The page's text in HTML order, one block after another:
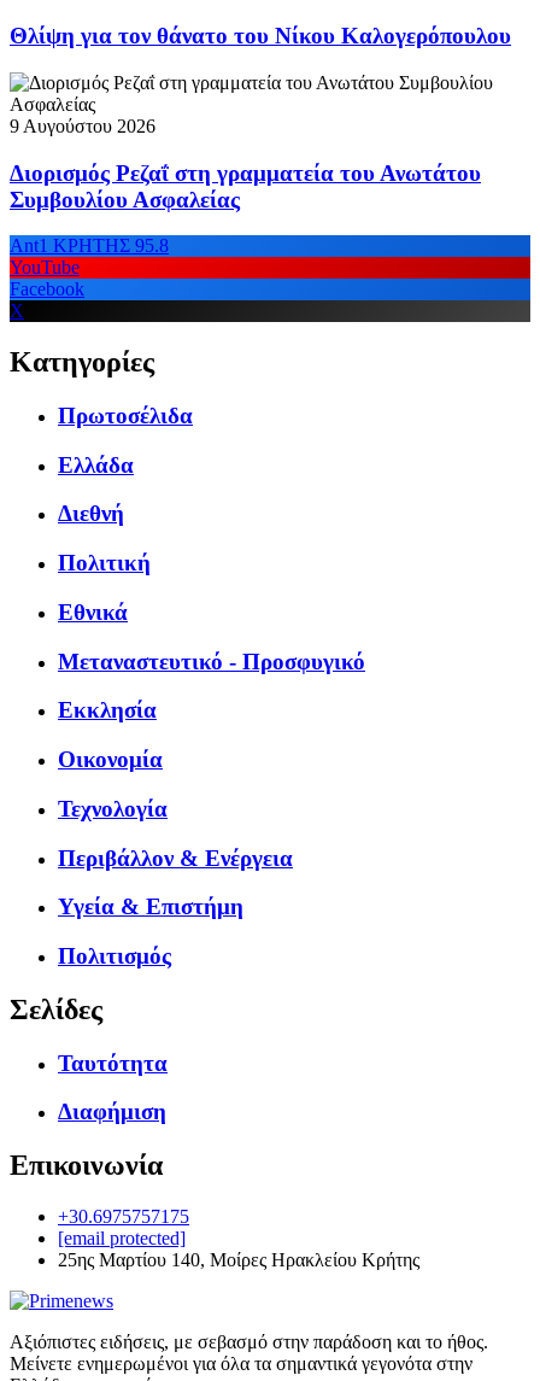
Θλίψη για τον θάνατο του Νίκου Καλογερόπουλου
9 Αυγούστου 2026
Διορισμός Ρεζαΐ στη γραμματεία του Ανωτάτου
Συμβουλίου Ασφαλείας
Ant1 ΚΡΗΤΗΣ 95.8
YouTube
Facebook
X
Κατηγορίες
Πρωτοσέλιδα
Ελλάδα
Διεθνή
Πολιτική
Εθνικά
Μεταναστευτικό - Προσφυγικό
Εκκλησία
Οικονομία
Τεχνολογία
Περιβάλλον & Ενέργεια
Υγεία & Επιστήμη
Πολιτισμός
Σελίδες
Ταυτότητα
Διαφήμιση
Επικοινωνία
+30.6975757175
[email protected]
25ης Μαρτίου 140, Μοίρες Ηρακλείου Κρήτης
Αξιόπιστες ειδήσεις, με σεβασμό στην παράδοση και το ήθος.
Μείνετε ενημερωμένοι για όλα τα σημαντικά γεγονότα στην